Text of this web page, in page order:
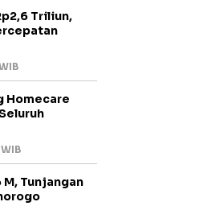
Triliun,
Homecare
M, Tunjangan